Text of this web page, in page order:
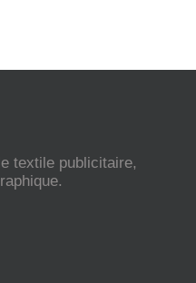
textile publicitaire,